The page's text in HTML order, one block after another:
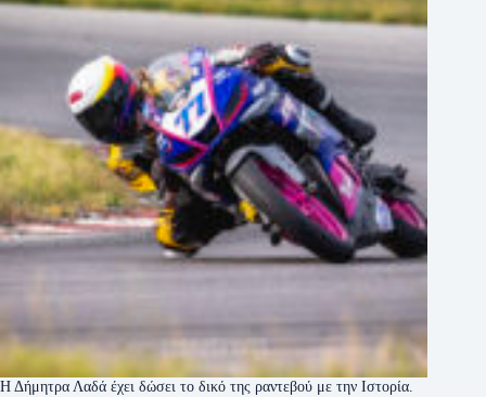
Η Δήμητρα Λαδά έχει δώσει το δικό της ραντεβού με την Ιστορία.